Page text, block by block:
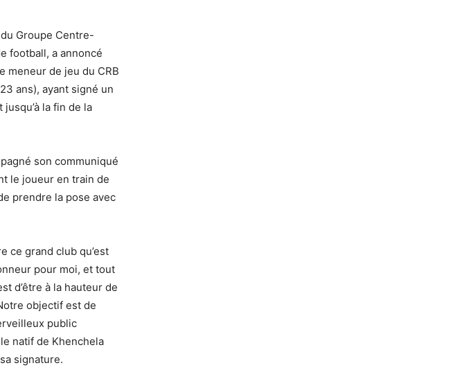
du Groupe Centre-
football, a annoncé
meneur de jeu du CRB
ans), ayant signé un
la fin de la
son communiqué
le joueur en train de
prendre la pose avec
ce grand club qu’est
pour moi, et tout
d’être à la hauteur de
objectif est de
public
natif de Khenchela
signature.